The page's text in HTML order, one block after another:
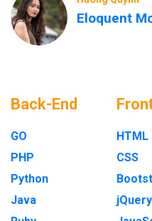
Eloquent
Back-End
GO
PHP
Python
Java
HTML
CSS
jQuery